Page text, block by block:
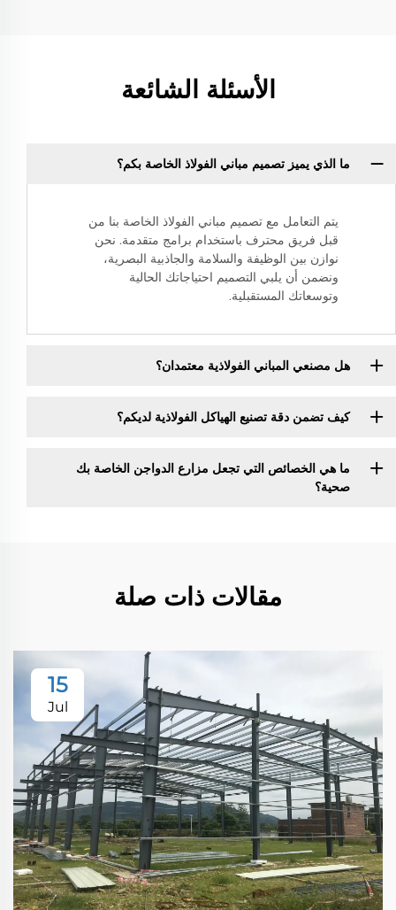
الأسئلة الشائعة
ما الذي يميز تصميم مباني الفولاذ الخاصة بكم؟
يتم التعامل مع تصميم مباني الفولاذ الخاصة بنا من
قبل فريق محترف باستخدام برامج متقدمة. نحن
نوازن بين الوظيفة والسلامة والجاذبية البصرية،
ونضمن أن يلبي التصميم احتياجاتك الحالية
وتوسعاتك المستقبلية.
هل مصنعي المباني الفولاذية معتمدان؟
كيف تضمن دقة تصنيع الهياكل الفولاذية لديكم؟
ما هي الخصائص التي تجعل مزارع الدواجن الخاصة بك
صحية؟
مقالات ذات صلة
15
Jul